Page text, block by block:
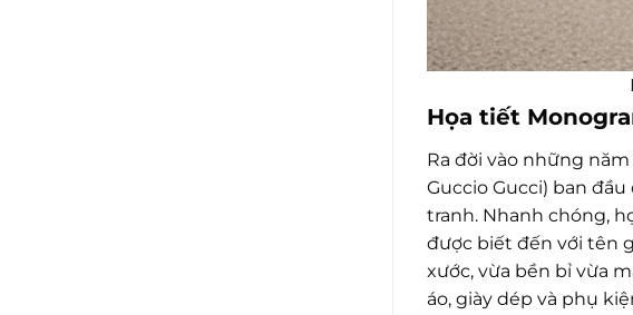
Họa tiết
Ra đời vào những
Guccio Gucci) ban
tranh. Nhanh chóng,
được biết đến với tên
xước, vừa bền bỉ vừa
áo, giày dép và phụ